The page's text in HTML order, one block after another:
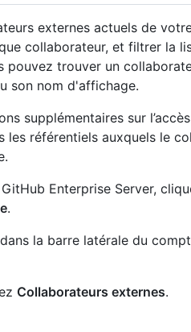
externes actuels de
collaborateur, et filtrer la
pouvez trouver un
son nom d'affichage.
supplémentaires sur
référentiels auxquels le
Enterprise Server,
.
la barre latérale du
Collaborateurs externes.